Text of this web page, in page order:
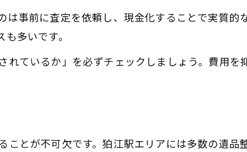
を狛江駅近くで実現する方法
えるための選択肢
るための自助努力
品整理料金の見極め方
事前に査定を依頼し、現金化することで実質的
多いです。
ているか」を必ずチェックしましょう。費用を
とが不可欠です。狛江駅エリアには多数の遺品